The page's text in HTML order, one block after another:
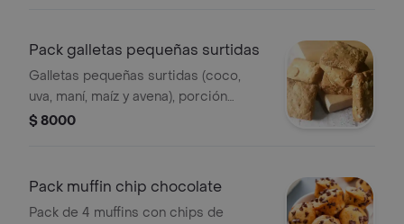
Pack galletas pequeñas surtidas
Galletas pequeñas surtidas (coco,
uva, maní, maíz y avena), porción
personal.
$ 8000
Pack muffin chip chocolate
Pack de 4 muffins con chips de